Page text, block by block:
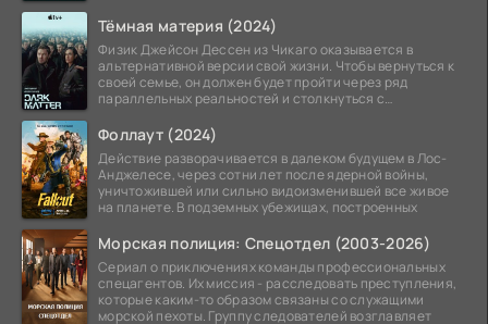
Тёмная материя (2024)
Физик Джейсон Дессен из Чикаго оказывается в
альтернативной версии свой жизни. Чтобы вернуться к
своей семье, он должен будет пройти через ряд
параллельных реальностей и столкнуться с
Фоллаут (2024)
Действие разворачивается в далеком будущем в Лос-
Анджелесе, через сотни лет после ядерной войны,
уничтожившей или сильно видоизменившей все живое
на планете. В подземных убежищах, построенных
Морская полиция: Спецотдел (2003-2026)
Сериал о приключениях команды профессиональных
спецагентов. Их миссия - расследовать преступления,
которые каким-то образом связаны со служащими
морской пехоты. Группу следователей возглавляет